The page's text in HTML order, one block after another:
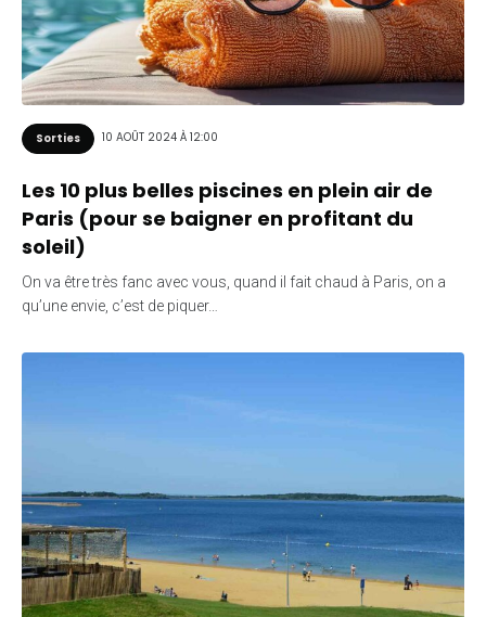
Sorties 10 AOÛT 2024 À 12:00
Les 10 plus belles piscines en plein air de
Paris (pour se baigner en profitant du
soleil)
On va être très fanc avec vous, quand il fait chaud à Paris, on a
qu’une envie, c’est de piquer…